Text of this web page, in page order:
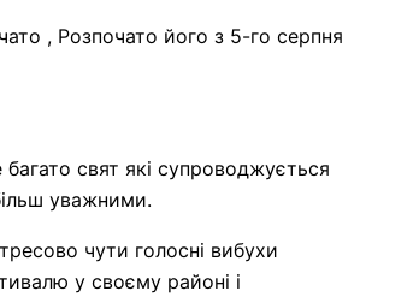
, Розпочато його з 5-го серпня
свят які супроводжується
уважними.
чути голосні вибухи
у своєму районі і